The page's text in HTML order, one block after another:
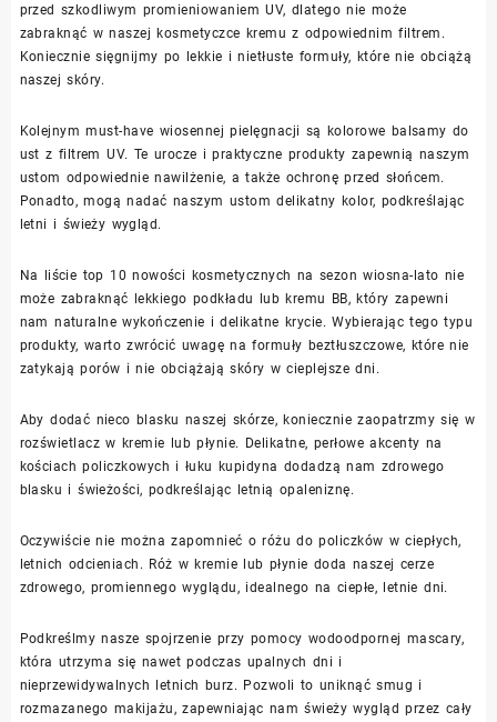
przed szkodliwym promieniowaniem UV, dlatego nie może
zabraknąć w naszej kosmetyczce kremu z odpowiednim filtrem.
Koniecznie sięgnijmy po lekkie i nietłuste formuły, które nie obciążą
naszej skóry.
Kolejnym must-have wiosennej pielęgnacji są kolorowe balsamy do
ust z filtrem UV. Te urocze i praktyczne produkty zapewnią naszym
ustom odpowiednie nawilżenie, a także ochronę przed słońcem.
Ponadto, mogą nadać naszym ustom delikatny kolor, podkreślając
letni i świeży wygląd.
Na liście top 10 nowości kosmetycznych na sezon wiosna-lato nie
może zabraknąć lekkiego podkładu lub kremu BB, który zapewni
nam naturalne wykończenie i delikatne krycie. Wybierając tego typu
produkty, warto zwrócić uwagę na formuły beztłuszczowe, które nie
zatykają porów i nie obciążają skóry w cieplejsze dni.
Aby dodać nieco blasku naszej skórze, koniecznie zaopatrzmy się w
rozświetlacz w kremie lub płynie. Delikatne, perłowe akcenty na
kościach policzkowych i łuku kupidyna dodadzą nam zdrowego
blasku i świeżości, podkreślając letnią opaleniznę.
Oczywiście nie można zapomnieć o różu do policzków w ciepłych,
letnich odcieniach. Róż w kremie lub płynie doda naszej cerze
zdrowego, promiennego wyglądu, idealnego na ciepłe, letnie dni.
Podkreślmy nasze spojrzenie przy pomocy wodoodpornej mascary,
która utrzyma się nawet podczas upalnych dni i
nieprzewidywalnych letnich burz. Pozwoli to uniknąć smug i
rozmazanego makijażu, zapewniając nam świeży wygląd przez cały